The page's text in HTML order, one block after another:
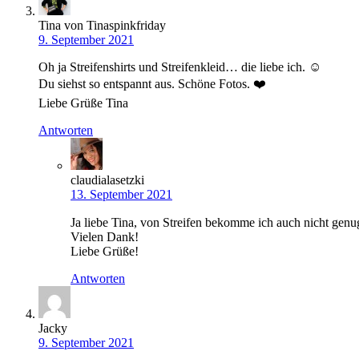
Tina von Tinaspinkfriday
9. September 2021
Oh ja Streifenshirts und Streifenkleid… die liebe ich. ☺️
Du siehst so entspannt aus. Schöne Fotos. ❤️
Liebe Grüße Tina
Antworten
claudialasetzki
13. September 2021
Ja liebe Tina, von Streifen bekomme ich auch nicht
Vielen Dank!
Liebe Grüße!
Antworten
Jacky
9. September 2021